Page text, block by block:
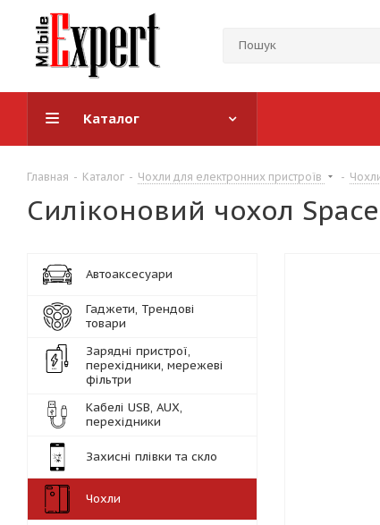
Каталог
Главная - Каталог - Чохли для електронних пристроїв -
Силіконовий чохол
Автоаксесуари
Гаджети, Трендові
товари
Зарядні пристрої,
перехідники, мережеві
фільтри
Кабелі USB, AUX,
перехідники
Захисні плівки та скло
Чохли